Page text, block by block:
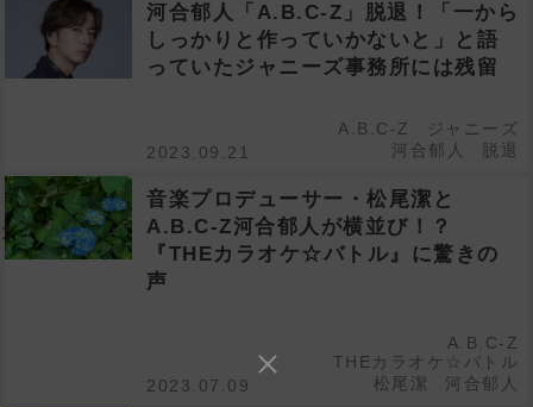
河合郁人「A.B.C-Z」脱退！「一から
しっかりと作っていかないと」と語
っていたジャニーズ事務所には残留
2023.09.21
A.B.C-Z
ジャニーズ
河合郁人
脱退
音楽プロデューサー・松尾潔と
A.B.C-Z河合郁人が横並び！？
『THEカラオケ☆バトル』に驚きの
声
2023.07.09
A.B.C-Z
THEカラオケ☆バトル
松尾潔
河合郁人